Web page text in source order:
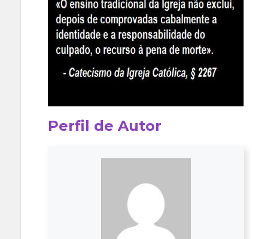
Perfil de Autor